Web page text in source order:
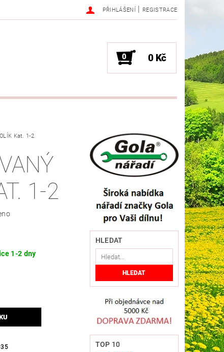
PŘIHLÁŠENÍ | REGISTRACE
0 0 Kč
Kat. 1-2
1-2
1-2 dny
HLEDAT
TOP 10